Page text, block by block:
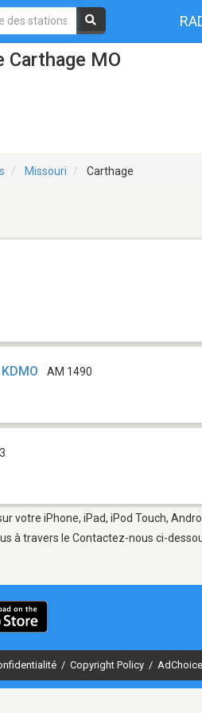
Carthage MO
Missouri Carthage
AM 1490
votre iPhone, iPad, iPod Touch,
à travers le Contactez-nous ci-
/ Copyright Policy /